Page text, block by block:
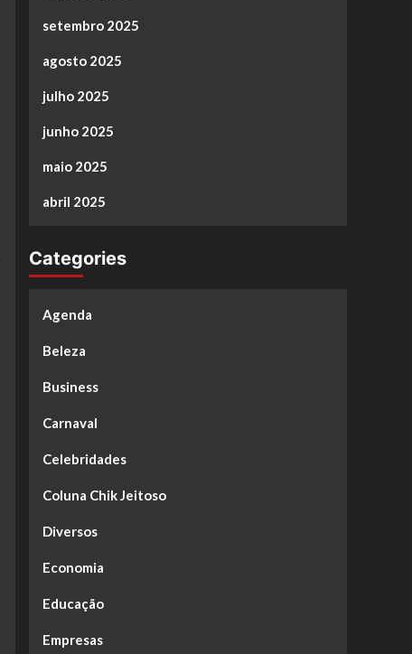
setembro 2025
agosto 2025
julho 2025
junho 2025
maio 2025
abril 2025
Categories
Agenda
Beleza
Business
Carnaval
Celebridades
Coluna Chik Jeitoso
Diversos
Economia
Educação
Empresas